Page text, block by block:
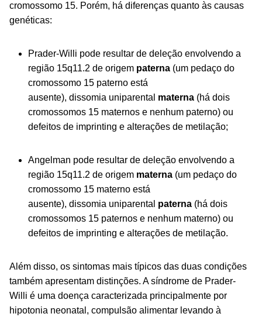
cromossomo 15. Porém, há diferenças quanto às causas
genéticas:
Prader-Willi pode resultar de deleção envolvendo a
região 15q11.2 de origem paterna (um pedaço do
cromossomo 15 paterno está
ausente), dissomia uniparental materna (há dois
cromossomos 15 maternos e nenhum paterno) ou
defeitos de imprinting e alterações de metilação;
Angelman pode resultar de deleção envolvendo a
região 15q11.2 de origem materna (um pedaço do
cromossomo 15 materno está
ausente), dissomia uniparental paterna (há dois
cromossomos 15 paternos e nenhum materno) ou
defeitos de imprinting e alterações de metilação.
Além disso, os sintomas mais típicos das duas condições
também apresentam distinções. A síndrome de Prader-
Willi é uma doença caracterizada principalmente por
hipotonia neonatal, compulsão alimentar levando à